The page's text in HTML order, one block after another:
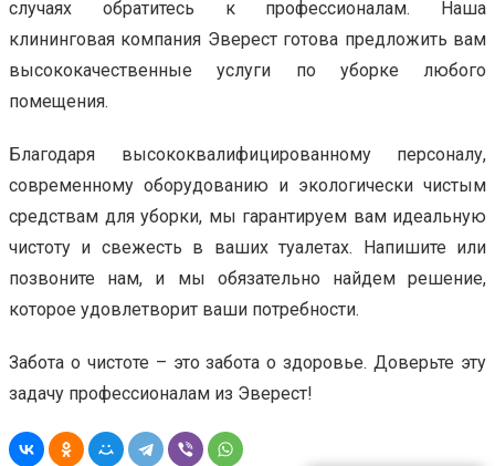
случаях обратитесь к профессионалам. Наша
клининговая компания Эверест готова предложить вам
высококачественные услуги по уборке любого
помещения.
Благодаря высококвалифицированному персоналу,
современному оборудованию и экологически чистым
средствам для уборки, мы гарантируем вам идеальную
чистоту и свежесть в ваших туалетах. Напишите или
позвоните нам, и мы обязательно найдем решение,
которое удовлетворит ваши потребности.
Забота о чистоте – это забота о здоровье. Доверьте эту
задачу профессионалам из Эверест!